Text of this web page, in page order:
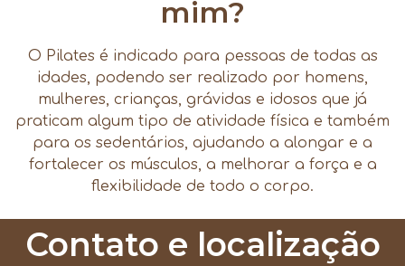
mim?
O Pilates é indicado para pessoas de todas as
idades, podendo ser realizado por homens,
mulheres, crianças, grávidas e idosos que já
praticam algum tipo de atividade física e também
para os sedentários, ajudando a alongar e a
fortalecer os músculos, a melhorar a força e a
flexibilidade de todo o corpo.
Contato e localização